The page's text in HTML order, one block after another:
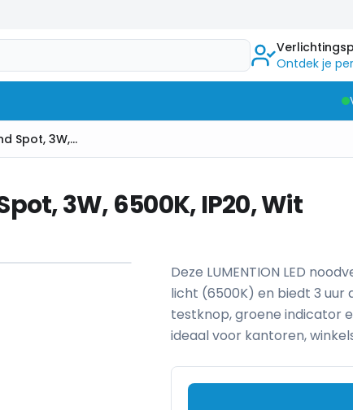
Ontdek je
Noodverlichting Surface Rond Spot, 3W, 6500K, IP20, Wit
3W, 6500K, IP20, Wit
Deze LUMENTION LED
licht (6500K) en biedt 3 uur
testknop, groene indicator
ideaal voor kantoren,